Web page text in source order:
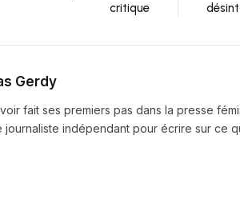
critique
Gerdy
fait ses premiers pas dans la presse
journaliste indépendant pour écrire sur ce